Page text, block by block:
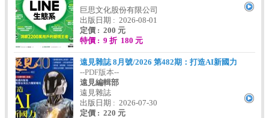
巨思文化股份有限公司
出版日期 : 2026-08-01
定價 : 200 元
特價 : 9 折 180 元
遠見雜誌 8月號/2026 第482期：打造AI新國力
--PDF版本--
遠見編輯部
遠見雜誌
出版日期 : 2026-07-30
定價 : 220 元